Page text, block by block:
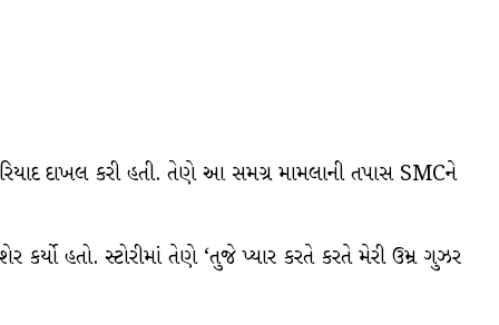
દાખલ કરી હતી. તેણે આ સમગ્ર મામલાની તપાસ SMCને
કર્યો હતો. સ્ટોરીમાં તેણે ‘તુજે પ્યાર કરતે કરતે મેરી ઉમ્ર ગુઝર